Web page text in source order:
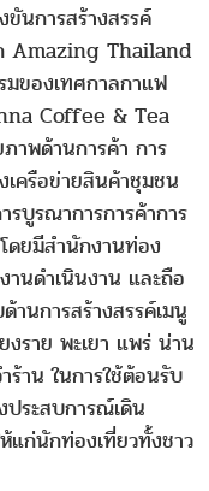
นการสร้างสรรค์
Amazing Thailand
ของเทศกาลกาแฟ
Coffee & Tea
าพด้านการค้า การ
เครือข่ายสินค้าชุมชน
รบูรณาการการค้าการ
ยมีสำนักงานท่อง
านดำเนินงาน และถือ
นการสร้างสรรค์เมนู
งราย พะเยา แพร่ น่าน
าน ในการใช้ต้อนรับ
ระสบการณ์เดิน
แก่นักท่องเที่ยวทั้งชาว